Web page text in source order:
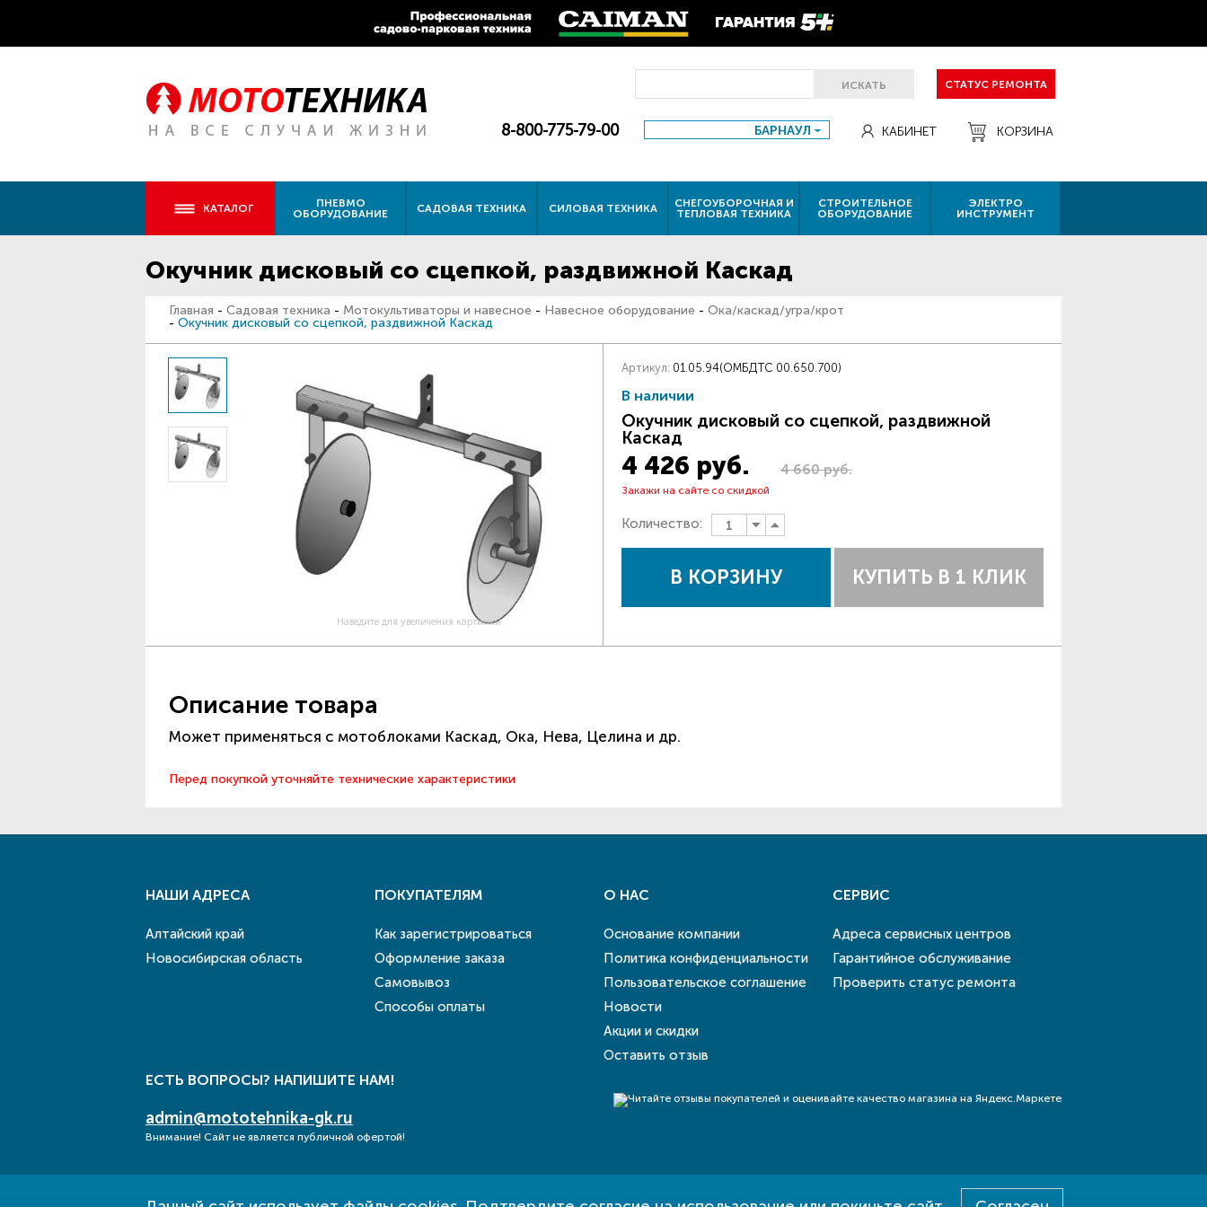
ИСКАТЬ СТАТУС РЕМОНТА
8-800-775-79-00 БАРНАУЛ КАБИНЕТ КОРЗИНА
КАТАЛОГ
ПНЕВМО
ОБОРУДОВАНИЕ
САДОВАЯ ТЕХНИКА СИЛОВАЯ ТЕХНИКА
СНЕГОУБОРОЧНАЯ И
ТЕПЛОВАЯ ТЕХНИКА
СТРОИТЕЛЬНОЕ
ОБОРУДОВАНИЕ
ЭЛЕКТРО
ИНСТРУМЕНТ
Окучник дисковый со сцепкой, раздвижной Каскад
Главная - Садовая техника - Мотокультиваторы и навесное - Навесное оборудование - Ока/каскад/угра/крот
- Окучник дисковый со сцепкой, раздвижной Каскад
Наведите для увеличения картинки
Артикул: 01.05.94(ОМБДТС 00.650.700)
В наличии
Окучник дисковый со сцепкой, раздвижной
Каскад
4 426 руб. 4 660 руб.
Закажи на сайте со скидкой
Количество:
В КОРЗИНУ КУПИТЬ В 1 КЛИК
Описание товара
Может применяться с мотоблоками Каскад, Ока, Нева, Целина и др.
Перед покупкой уточняйте технические характеристики
НАШИ АДРЕСА
Алтайский край
Новосибирская область
ПОКУПАТЕЛЯМ
Как зарегистрироваться
Оформление заказа
Самовывоз
Способы оплаты
О НАС
Основание компании
Политика конфиденциальности
Пользовательское соглашение
Новости
Акции и скидки
Оставить отзыв
СЕРВИС
Адреса сервисных центров
Гарантийное обслуживание
Проверить статус ремонта
ЕСТЬ ВОПРОСЫ? НАПИШИТЕ НАМ!
admin@mototehnika-gk.ru
Внимание! Сайт не является публичной офертой!